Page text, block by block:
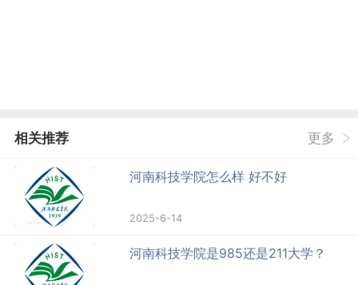
相关推荐 更多
河南科技学院怎么样 好不好
2025-6-14
河南科技学院是985还是211大学？